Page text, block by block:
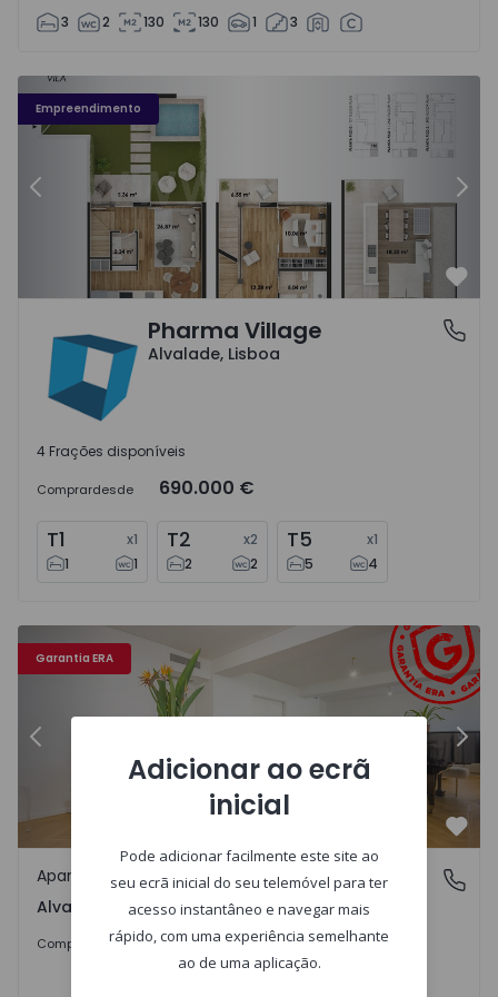
3 2 130 130 1 3
Empreendimento
Apartamento T1 Lisboa, Alvalade - 1510379 - 1
Anterior
Alvalade, LisboaPharma Village
Alvalade, Lisboa
4 Frações disponíveis
Comprardesde 690.000 €
T1 x1
1
1
T2 x2
2
2
T5 x1
5
4
Garantia ERA
- 23
Apartamento T5 com Terraço Lisboa, Alvalade - 1494232
Anterior
Alvalade, Lisboa
Apartamento
Alvalade, Lisboa
Comprar 1.550.000 €
Adicionar ao ecrã
inicial
Pode adicionar facilmente este site ao
seu ecrã inicial do seu telemóvel para ter
acesso instantâneo e navegar mais
rápido, com uma experiência semelhante
ao de uma aplicação.